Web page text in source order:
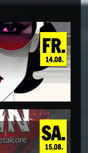
FR.
14.08.
SA.
15.08.